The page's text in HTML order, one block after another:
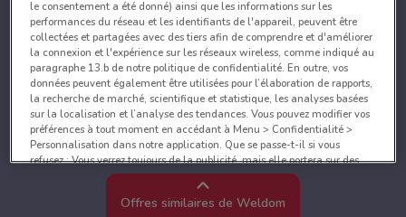
Offres similaires de Weldom
le consentement a été donné) ainsi que les informations sur les
performances du réseau et les identifiants de l'appareil, peuvent être
collectées et partagées avec des tiers afin de comprendre et d'améliorer
la connexion et l'expérience sur les réseaux wireless, comme indiqué au
paragraphe 13.b de notre politique de confidentialité. En outre, vos
données peuvent également être utilisées pour l’élaboration de rapports,
la recherche de marché, scientifique et statistique, les analyses basées
sur la localisation et l’analyse des tendances. Vous pouvez modifier vos
préférences à tout moment en accédant à Menu > Confidentialité >
Personnalisation dans notre application. Que se passe-t-il si vous
refusez : Vous verrez toujours de la publicité, mais elle portera sur des
sujets généraux et ne sera probablement pas pertinente pour vos centres
d’intérêt. Vous pouvez changer d’avis à tout moment en accédant à
Menu > Confidentialité > Personnalisation dans notre application.